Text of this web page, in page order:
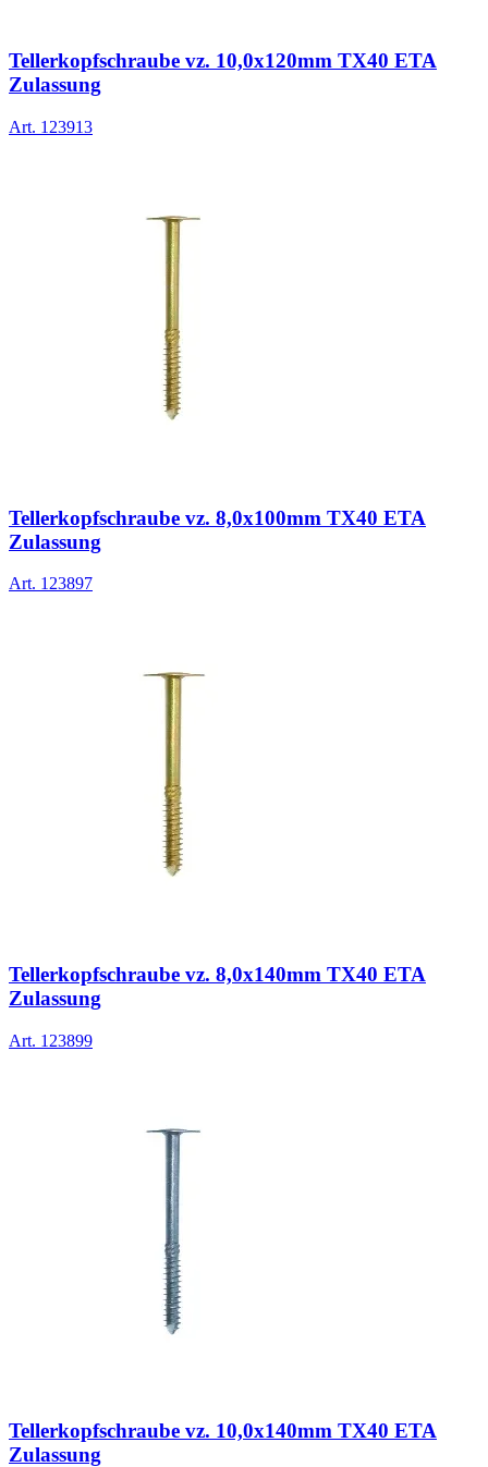
Tellerkopfschraube vz. 10,0x120mm TX40 ETA
Zulassung
Art. 123913
Tellerkopfschraube vz. 8,0x100mm TX40 ETA
Zulassung
Art. 123897
Tellerkopfschraube vz. 8,0x140mm TX40 ETA
Zulassung
Art. 123899
Tellerkopfschraube vz. 10,0x140mm TX40 ETA
Zulassung